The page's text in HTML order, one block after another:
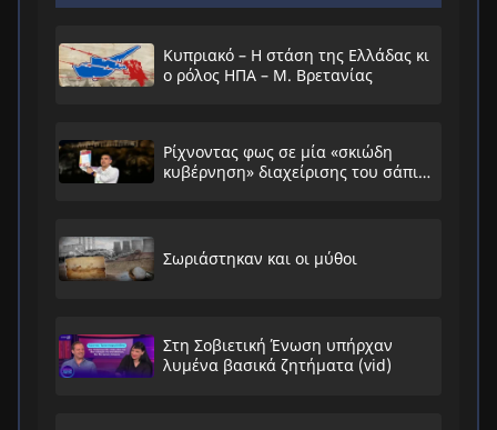
Κυπριακό – Η στάση της Ελλάδας κι
ο ρόλος ΗΠΑ – Μ. Βρετανίας
Ρίχνοντας φως σε μία «σκιώδη
κυβέρνηση» διαχείρισης του σάπιου
Σωριάστηκαν και οι μύθοι
Στη Σοβιετική Ένωση υπήρχαν
λυμένα βασικά ζητήματα (vid)